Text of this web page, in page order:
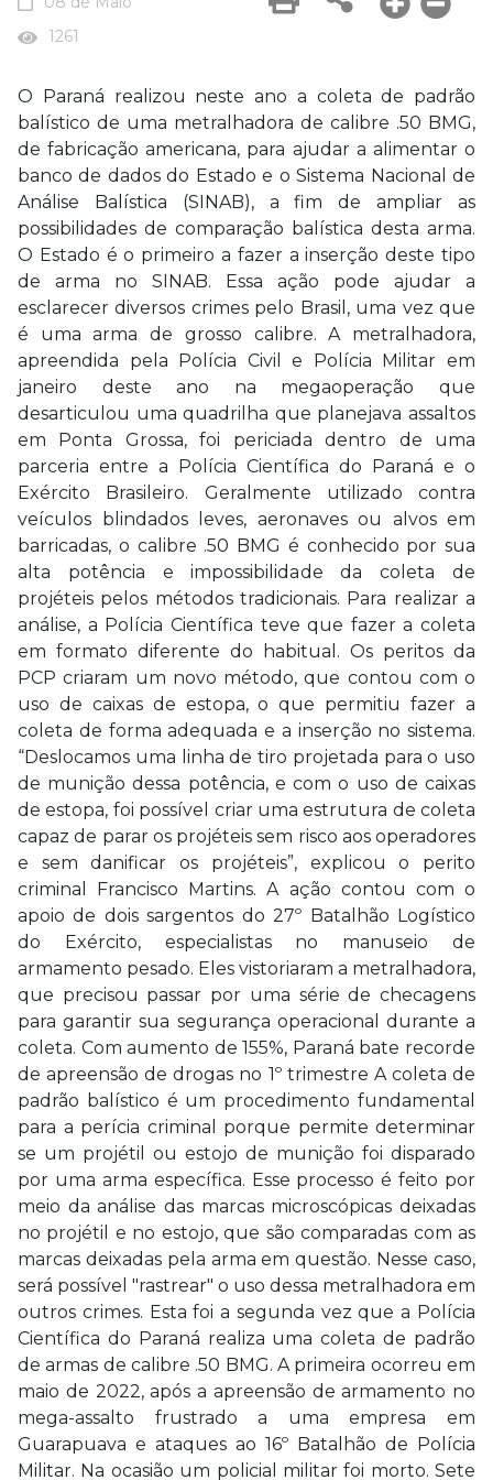
1261
O Paraná realizou neste ano a coleta de padrão
balístico de uma metralhadora de calibre .50 BMG,
de fabricação americana, para ajudar a alimentar o
banco de dados do Estado e o Sistema Nacional de
Análise Balística (SINAB), a fim de ampliar as
possibilidades de comparação balística desta arma.
O Estado é o primeiro a fazer a inserção deste tipo
de arma no SINAB. Essa ação pode ajudar a
esclarecer diversos crimes pelo Brasil, uma vez que
é uma arma de grosso calibre. A metralhadora,
apreendida pela Polícia Civil e Polícia Militar em
janeiro deste ano na megaoperação que
desarticulou uma quadrilha que planejava assaltos
em Ponta Grossa, foi periciada dentro de uma
parceria entre a Polícia Científica do Paraná e o
Exército Brasileiro. Geralmente utilizado contra
veículos blindados leves, aeronaves ou alvos em
barricadas, o calibre .50 BMG é conhecido por sua
alta potência e impossibilidade da coleta de
projéteis pelos métodos tradicionais. Para realizar a
análise, a Polícia Científica teve que fazer a coleta
em formato diferente do habitual. Os peritos da
PCP criaram um novo método, que contou com o
uso de caixas de estopa, o que permitiu fazer a
coleta de forma adequada e a inserção no sistema.
“Deslocamos uma linha de tiro projetada para o uso
de munição dessa potência, e com o uso de caixas
de estopa, foi possível criar uma estrutura de coleta
capaz de parar os projéteis sem risco aos operadores
e sem danificar os projéteis”, explicou o perito
criminal Francisco Martins. A ação contou com o
apoio de dois sargentos do 27º Batalhão Logístico
do Exército, especialistas no manuseio de
armamento pesado. Eles vistoriaram a metralhadora,
que precisou passar por uma série de checagens
para garantir sua segurança operacional durante a
coleta. Com aumento de 155%, Paraná bate recorde
de apreensão de drogas no 1º trimestre A coleta de
padrão balístico é um procedimento fundamental
para a perícia criminal porque permite determinar
se um projétil ou estojo de munição foi disparado
por uma arma específica. Esse processo é feito por
meio da análise das marcas microscópicas deixadas
no projétil e no estojo, que são comparadas com as
marcas deixadas pela arma em questão. Nesse caso,
será possível "rastrear" o uso dessa metralhadora em
outros crimes. Esta foi a segunda vez que a Polícia
Científica do Paraná realiza uma coleta de padrão
de armas de calibre .50 BMG. A primeira ocorreu em
maio de 2022, após a apreensão de armamento no
mega-assalto frustrado a uma empresa em
Guarapuava e ataques ao 16º Batalhão de Polícia
Militar. Na ocasião um policial militar foi morto. Sete